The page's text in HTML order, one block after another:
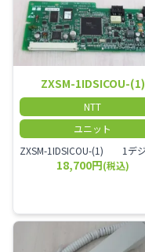
ZXSM-1IDSICOU-(1)
NTT
ユニット
18,700円(税込)